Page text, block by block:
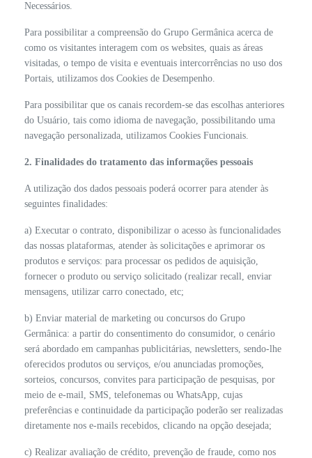
Necessários.
Para possibilitar a compreensão do Grupo Germânica acerca de
como os visitantes interagem com os websites, quais as áreas
visitadas, o tempo de visita e eventuais intercorrências no uso dos
Portais, utilizamos dos Cookies de Desempenho.
Para possibilitar que os canais recordem-se das escolhas anteriores
do Usuário, tais como idioma de navegação, possibilitando uma
navegação personalizada, utilizamos Cookies Funcionais.
2. Finalidades do tratamento das informações pessoais
A utilização dos dados pessoais poderá ocorrer para atender às
seguintes finalidades:
a) Executar o contrato, disponibilizar o acesso às funcionalidades
das nossas plataformas, atender às solicitações e aprimorar os
produtos e serviços: para processar os pedidos de aquisição,
fornecer o produto ou serviço solicitado (realizar recall, enviar
mensagens, utilizar carro conectado, etc;
b) Enviar material de marketing ou concursos do Grupo
Germânica: a partir do consentimento do consumidor, o cenário
será abordado em campanhas publicitárias, newsletters, sendo-lhe
oferecidos produtos ou serviços, e/ou anunciadas promoções,
sorteios, concursos, convites para participação de pesquisas, por
meio de e-mail, SMS, telefonemas ou WhatsApp, cujas
preferências e continuidade da participação poderão ser realizadas
diretamente nos e-mails recebidos, clicando na opção desejada;
c) Realizar avaliação de crédito, prevenção de fraude, como nos